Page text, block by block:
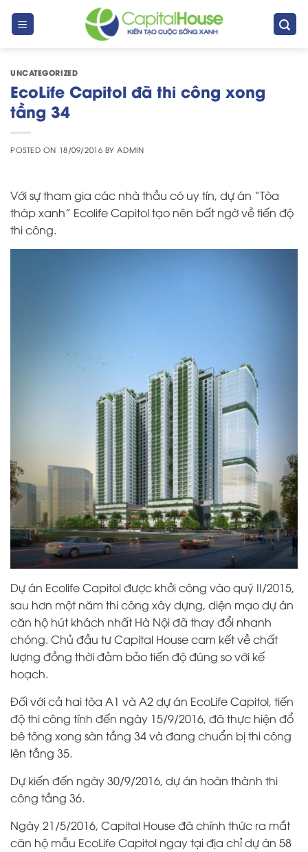
UNCATEGORIZED
EcoLife Capitol đã thi công xong
tầng 34
POSTED ON 18/09/2016 BY ADMIN
Với sự tham gia các nhà thầu có uy tín, dự án “Tòa
tháp xanh” Ecolife Capitol tạo nên bất ngờ về tiến độ
thi công.
Dự án Ecolife Capitol được khởi công vào quý II/2015,
sau hơn một năm thi công xây dựng, diện mạo dự án
căn hộ hút khách nhất Hà Nội đã thay đổi nhanh
chóng. Chủ đầu tư Capital House cam kết về chất
lượng đồng thời đảm bảo tiến độ đúng so với kế
hoạch.
Đối với cả hai tòa A1 và A2 dự án EcoLife Capitol, tiến
độ thi công tính đến ngày 15/9/2016, đã thực hiện đổ
bê tông xong sàn tầng 34 và đang chuẩn bị thi công
lên tầng 35.
Dự kiến đến ngày 30/9/2016, dự án hoàn thành thi
công tầng 36.
Ngày 21/5/2016, Capital House đã chính thức ra mắt
căn hộ mẫu EcoLife Capitol ngay tại địa chỉ dự án 58